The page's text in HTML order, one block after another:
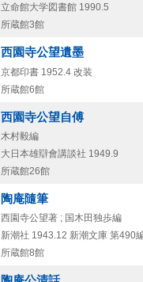
立命館大学図書館 1990.5
所蔵館3館
西園寺公望遺墨
京都印書 1952.4 改装
所蔵館6館
西園寺公望自傅
木村毅編
大日本雄辯會講談社 1949.9
所蔵館26館
陶庵隨筆
西園寺公望著 ; 国木田独歩編
新潮社 1943.12 新潮文庫 第490
所蔵館8館